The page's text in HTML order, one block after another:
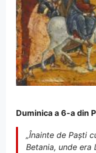
Duminica a 6-a din
„Înainte de Paști
Betania, unde era